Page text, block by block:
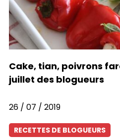
Cake, tian, poivrons
juillet des blogueurs
26 / 07 / 2019
RECETTES DE BLOGUEURS